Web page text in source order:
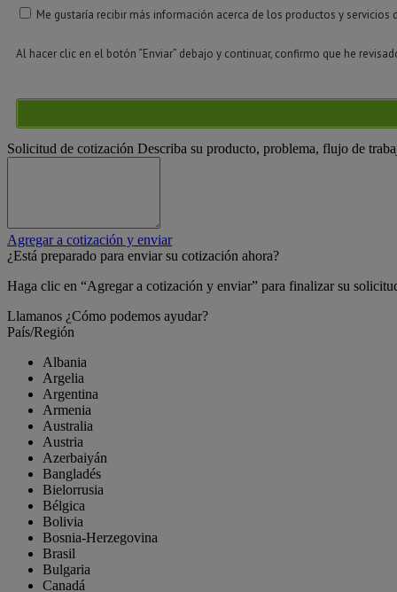
Me gustaría recibir más información acerca de los productos y
Al hacer clic en el botón “Enviar” debajo y continuar, confirmo que he
Solicitud de cotización Describa su producto, problema, flujo de
Agregar a cotización y enviar
¿Está preparado para enviar su cotización ahora?
Haga clic en “Agregar a cotización y enviar” para finalizar su
Llamanos ¿Cómo podemos ayudar?
País/Región
Albania
Argelia
Argentina
Armenia
Australia
Austria
Azerbaiyán
Bangladés
Bielorrusia
Bélgica
Bolivia
Bosnia-Herzegovina
Brasil
Bulgaria
Canadá